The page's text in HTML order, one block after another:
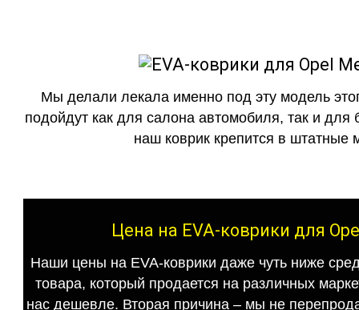
Мы делали лекала именно под эту модель
подойдут как для салона автомобиля, так и для
наш коврик крепится в штатные
Цена на EVA-коврики для
Наши цены на EVA-коврики даже чуть ниже
товара, который продается на различных
нас дешевле. Вторая причина – мы не